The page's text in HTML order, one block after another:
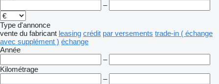
–
Type d'annonce
vente du fabricant leasing crédit par versements trade-in ( échange
avec supplément ) échange
Année
–
Kilométrage
–